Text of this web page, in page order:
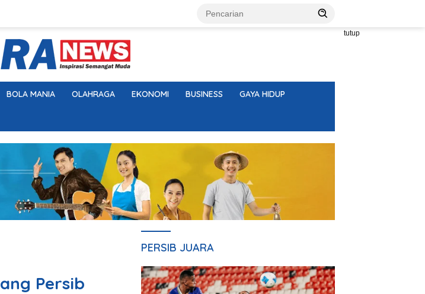
tutup
BOLA MANIA OLAHRAGA EKONOMI BUSINESS GAYA HIDUP
Persib
PERSIB JUARA